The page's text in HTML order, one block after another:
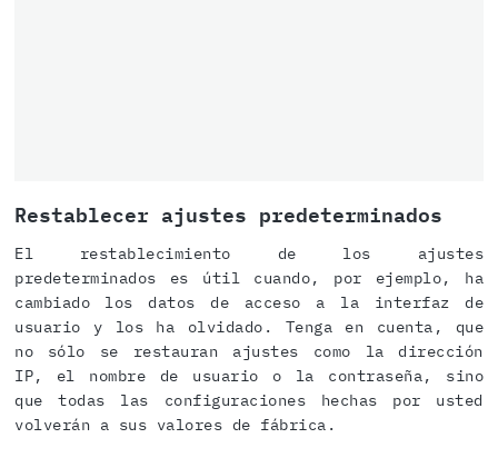
Restablecer ajustes predeterminados
El restablecimiento de los ajustes
predeterminados es útil cuando, por ejemplo, ha
cambiado los datos de acceso a la interfaz de
usuario y los ha olvidado. Tenga en cuenta, que
no sólo se restauran ajustes como la dirección
IP, el nombre de usuario o la contraseña, sino
que todas las configuraciones hechas por usted
volverán a sus valores de fábrica.